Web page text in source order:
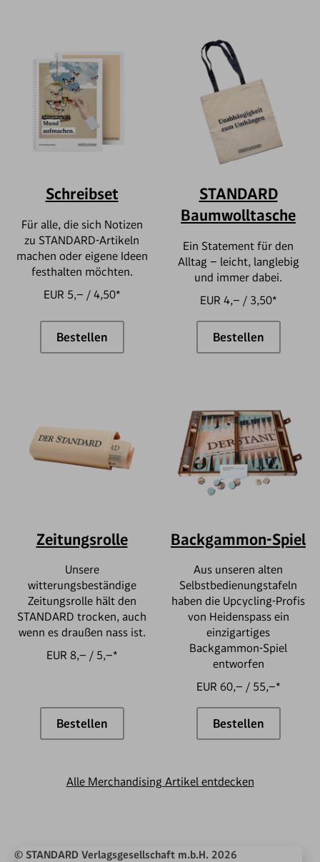
Schreibset
Für alle, die sich Notizen
zu STANDARD-Artikeln
machen oder eigene Ideen
festhalten möchten.
EUR 5,– / 4,50*
BestellenSchreibset
STANDARD
Baumwolltasche
Ein Statement für den
Alltag – leicht, langlebig
und immer dabei.
EUR 4,– / 3,50*
BestellenSTANDARD
Zeitungsrolle
Unsere
witterungsbeständige
Zeitungsrolle hält den
STANDARD trocken, auch
wenn es draußen nass ist.
EUR 8,– / 5,–*
BestellenZeitungsrolle
Backgammon-Spiel
Aus unseren alten
Selbstbedienungstafeln
haben die Upcycling-Profis
von Heidenspass ein
einzigartiges
Backgammon-Spiel
entworfen
EUR 60,– / 55,–*
BestellenBackgammon-
Alle Merchandising Artikel entdecken
© STANDARD Verlagsgesellschaft m.b.H. 2026